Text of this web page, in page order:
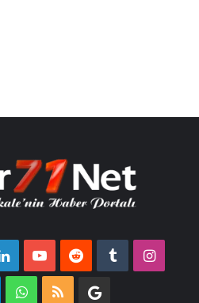
LinkedInYouTubeReddit Tumblr
TelegramWhatsApp
RSS
Google